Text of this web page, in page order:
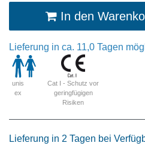
In den
Lieferung in ca. 11,0 Tagen
unis
ex
Cat I - Schutz vor
geringfügigen
Risiken
Lieferung in 2 Tagen bei